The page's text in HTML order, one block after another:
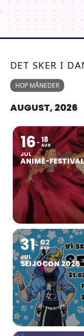
DET SKER I
HOP MÅNEDER
AUGUST, 2026
16
JUL
18
AUG
ANIMÉ-
31
JUL
02
AUG
SEIJOCON 2026